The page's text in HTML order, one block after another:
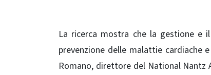
La ricerca mostra che la gestione
prevenzione delle malattie cardiache
Romano, direttore del National